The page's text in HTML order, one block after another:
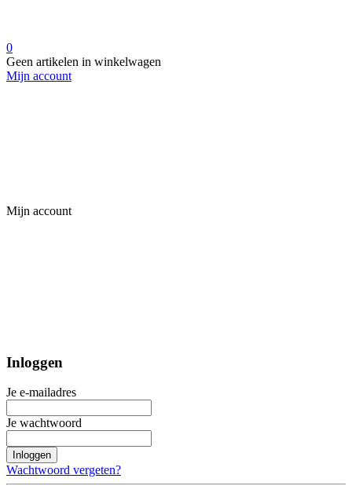
0
Geen artikelen in winkelwagen
Mijn account
Mijn account
Inloggen
Je e-mailadres
Je wachtwoord
Inloggen
Wachtwoord vergeten?